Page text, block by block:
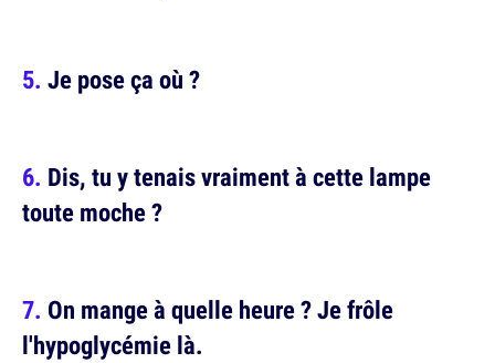
Je pose ça où ?
Dis, tu y tenais vraiment à cette lampe
toute moche ?
On mange à quelle heure ? Je frôle
l'hypoglycémie là.